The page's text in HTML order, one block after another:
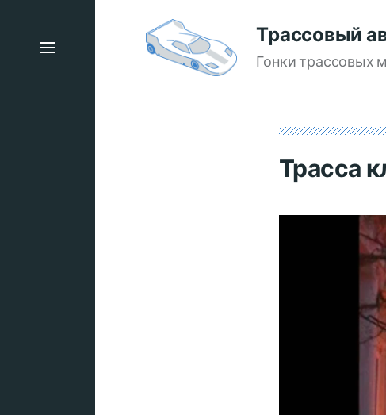
Трассовый
Гонки трассовых
Трасса